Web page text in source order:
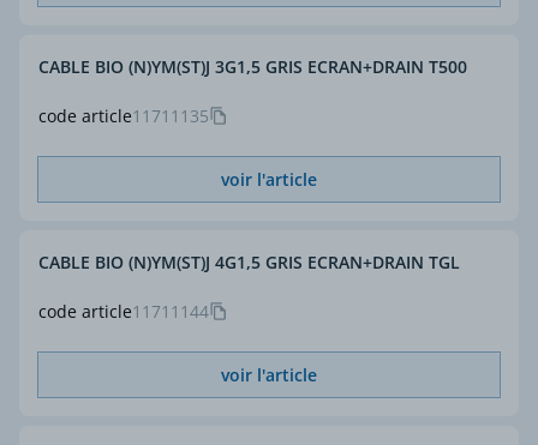
code article11711135
CABLE BIO (N)YM(ST)J 3G1,5 GRIS ECRAN+DRAIN T500
voir l'article
code article11711144
CABLE BIO (N)YM(ST)J 4G1,5 GRIS ECRAN+DRAIN TGL
voir l'article